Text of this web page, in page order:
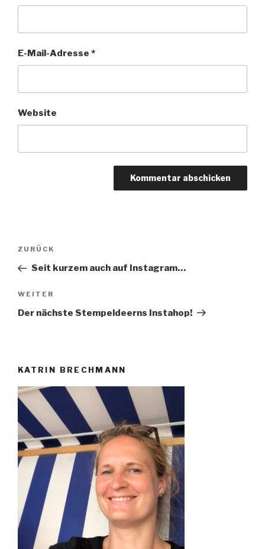
E-Mail-Adresse *
Website
Beitragsnavigation
Vorheriger
Beitrag
ZURÜCK
Seit kurzem auch auf Instagram…
Nächster
Beitrag
WEITER
Der nächste Stempeldeerns Instahop!
KATRIN BRECHMANN